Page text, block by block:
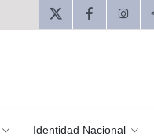
Identidad Nacional